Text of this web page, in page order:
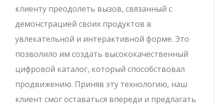
клиенту преодолеть вызов, связанный с
демонстрацией своих продуктов в
увлекательной и интерактивной форме. Это
позволило им создать высококачественный
цифровой каталог, который способствовал
продвижению. Приняв эту технологию, наш
клиент смог оставаться впереди и предлагать